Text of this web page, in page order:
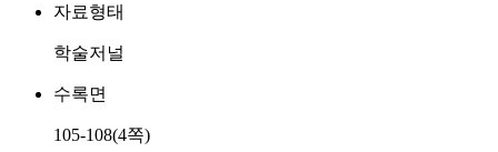
자료형태
학술저널
수록면
105-108(4쪽)